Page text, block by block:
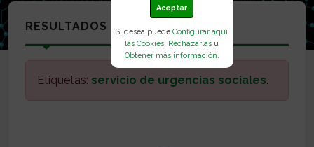
Aceptar
Si desea puedeConfigurar aquí
las Cookies Rechazarlas u
Obtener más información
RESULTADOS
Etiquetas: servicio de urgencias sociales.